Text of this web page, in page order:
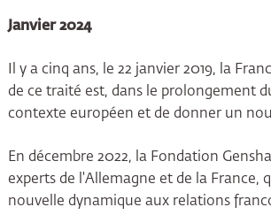
Janvier 2024
Il y a cinq ans, le 22 janvier 2019, la
de ce traité est, dans le prolongement
contexte européen et de donner un
En décembre 2022, la Fondation
experts de l'Allemagne et de la France,
nouvelle dynamique aux relations